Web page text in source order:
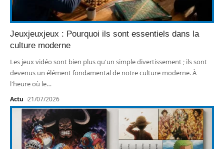
Jeuxjeuxjeux : Pourquoi ils sont essentiels dans la
culture moderne
Les jeux vidéo sont bien plus qu'un simple divertissement ; ils sont
devenus un élément fondamental de notre culture moderne. À
l'heure où le…
Actu 21/07/2026